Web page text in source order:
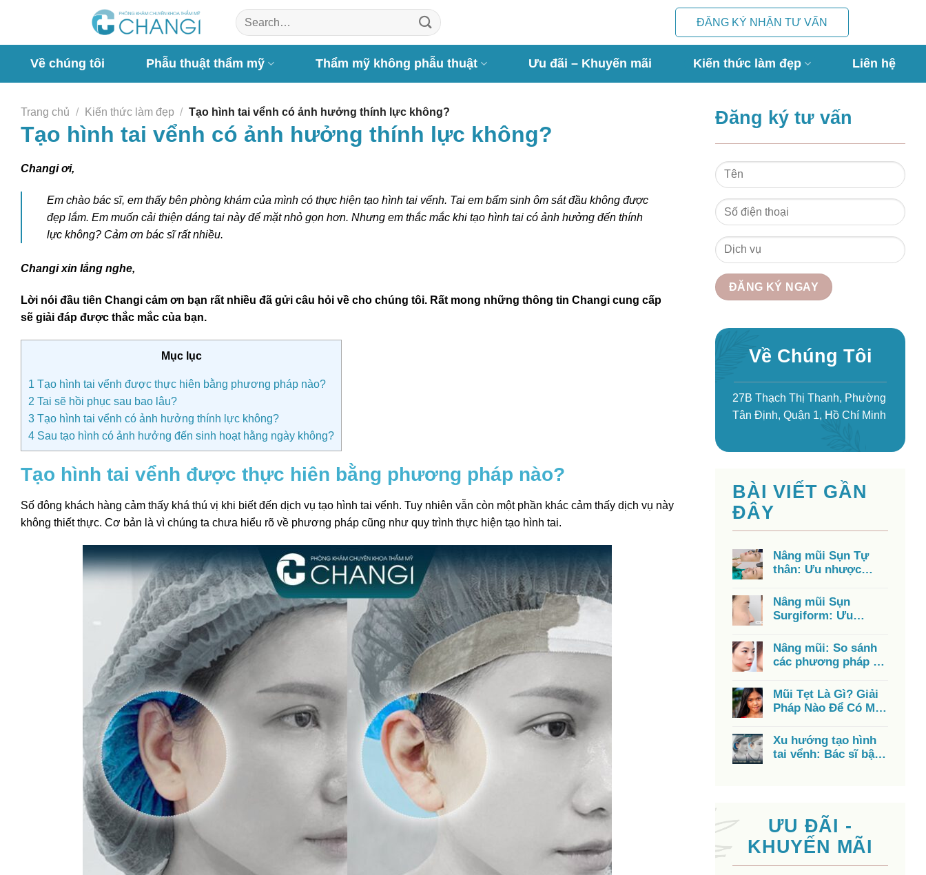
nội
ĐĂNG KÝ NHẬN TƯ VẤN
Về chúng tôi Phẫu thuật thẩm mỹ Thẩm mỹ không phẫu thuật Ưu đãi – Khuyến mãi Kiến thức làm đẹp Liên hệ
Trang chủ / Kiến thức làm đẹp / Tạo hình tai vểnh có ảnh hưởng thính lực không?
Tạo hình tai vểnh có ảnh hưởng thính lực không?
Changi ơi,
Em chào bác sĩ, em thấy bên phòng khám của mình có thực hiện tạo hình tai vểnh. Tai em bẩm sinh ôm sát đầu không được
đẹp lắm. Em muốn cải thiện dáng tai này để mặt nhỏ gọn hơn. Nhưng em thắc mắc khi tạo hình tai có ảnh hưởng đến thính
lực không? Cảm ơn bác sĩ rất nhiều.
Changi xin lắng nghe,
Lời nói đầu tiên Changi cảm ơn bạn rất nhiều đã gửi câu hỏi về cho chúng tôi. Rất mong những thông tin Changi cung cấp
sẽ giải đáp được thắc mắc của bạn.
Mục lục
1 Tạo hình tai vểnh được thực hiên bằng phương pháp nào?
2 Tai sẽ hồi phục sau bao lâu?
3 Tạo hình tai vểnh có ảnh hưởng thính lực không?
4 Sau tạo hình có ảnh hưởng đến sinh hoạt hằng ngày không?
Tạo hình tai vểnh được thực hiên bằng phương pháp nào?
Số đông khách hàng cảm thấy khá thú vị khi biết đến dịch vụ tạo hình tai vểnh. Tuy nhiên vẫn còn một phần khác cảm thấy dịch vụ này
không thiết thực. Cơ bản là vì chúng ta chưa hiểu rõ về phương pháp cũng như quy trình thực hiện tạo hình tai.
Đăng ký tư vấn
Về Chúng Tôi
27B Thạch Thị Thanh, Phường
Tân Định, Quận 1, Hồ Chí Minh
BÀI VIẾT GẦN
ĐÂY
Nâng mũi Sụn Tự
thân: Ưu nhược
không?
Nâng mũi Sụn
Surgiform: Ưu
có tốt không?
Nâng mũi: So sánh
các phương pháp từ
điểm
Mũi Tẹt Là Gì? Giải
Pháp Nào Để Có Mũi
Xu hướng tạo hình
tai vểnh: Bác sĩ bật
ƯU ĐÃI -
KHUYẾN MÃI